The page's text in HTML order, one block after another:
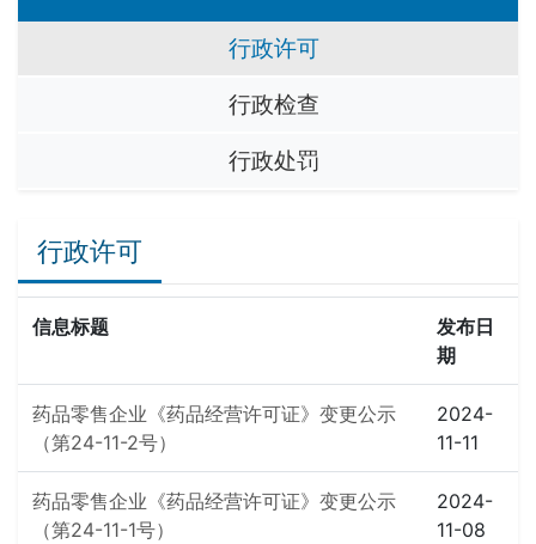
行政许可
行政检查
行政处罚
行政许可
信息标题
发布日
期
药品零售企业《药品经营许可证》变更公示
（第24-11-2号）
2024-
11-11
药品零售企业《药品经营许可证》变更公示
（第24-11-1号）
2024-
11-08